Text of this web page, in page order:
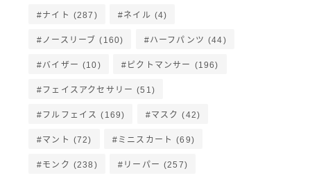
ナイト (287) ネイル (4)
ノースリーブ (160) ハーフパンツ (44)
バイザー (10) ピクトマンサー (196)
フェイスアクセサリー (51)
フルフェイス (169) マスク (42)
マント (72) ミニスカート (69)
モンク (238) リーパー (257)